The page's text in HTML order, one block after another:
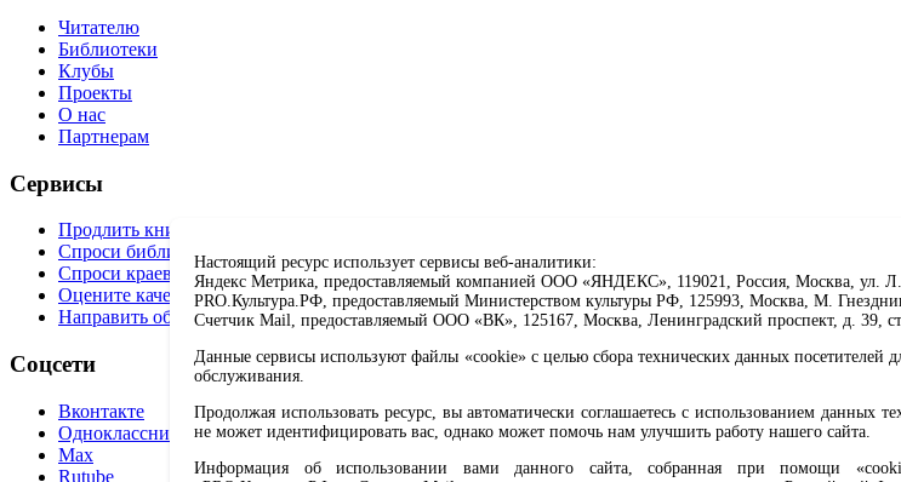
Читателю
Библиотеки
Клубы
Проекты
О нас
Партнерам
Сервисы
Продлить книгу
Спроси библиотекаря
Спроси краеведа
Оцените качество услуг
Направить обращение директору
Соцсети
Вконтакте
Одноклассники
Max
Rutube
Настоящий ресурс использует сервисы веб-аналитики:
Яндекс Метрика, предоставляемый компанией ООО «ЯНДЕКС», 119021, Россия, Москва, ул. Л.
PRO.Культура.РФ, предоставляемый Министерством культуры РФ, 125993, Москва, М.
Счетчик Mail, предоставляемый ООО «ВК», 125167, Москва, Ленинградский проспект, д. 39,
Данные сервисы используют файлы «cookie» с целью сбора технических данных посетителей
обслуживания.
Продолжая использовать ресурс, вы автоматически соглашаетесь с использованием
не может идентифицировать вас, однако может помочь нам улучшить работу нашего сайта.
Информация об использовании вами данного сайта, собранная при помощи